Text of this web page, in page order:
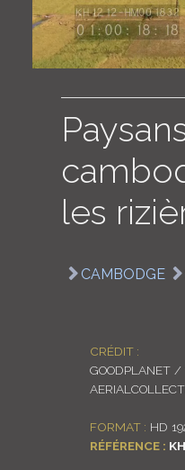
les
CAMBODGE
CRÉDIT :
GOODPLANET
FORMAT : HD
RÉFÉRENCE :